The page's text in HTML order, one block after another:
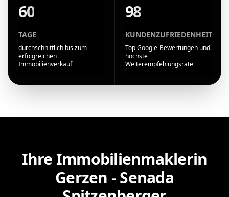
60
TAGE
durchschnittlich bis zum
erfolgreichen
Immobilienverkauf
98
KUNDENZUFRIEDENHEIT
Top Google-Bewertungen und
höchste
Weiterempfehlungsrate
Ihre Immobilienmaklerin
Gerzen - Senada